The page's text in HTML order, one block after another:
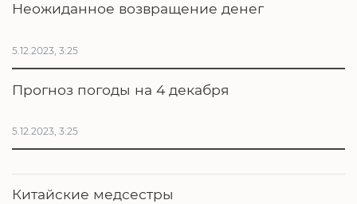
Неожиданное возвращение денег
5.12.2023, 3:25
Прогноз погоды на 4 декабря
5.12.2023, 3:25
Китайские медсестры